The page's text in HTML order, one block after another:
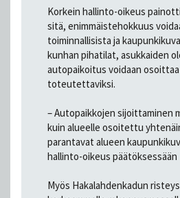
Korkein hallinto-oikeus
sitä, enimmäistehokkuus
toiminnallisista ja
kunhan pihatilat, asukkaiden
autopaikoitus voidaan
toteutettaviksi.
– Autopaikkojen sijoittaminen
kuin alueelle osoitettu
parantavat alueen
hallinto-oikeus päätöksessään
Myös Hakalahdenkadun